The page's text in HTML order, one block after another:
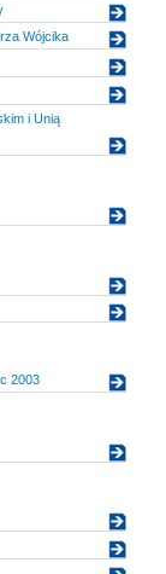
Wójcika
i Unią
2003